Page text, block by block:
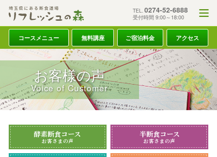
TEL. 0274-52-6888
受付時間 9:00～18:00
コースメニュー 無料講座 ご宿泊料金 アクセス
お客様の声
Voice of Customer
酵素断食コース
お客さまの声
半断食コース
お客さまの声